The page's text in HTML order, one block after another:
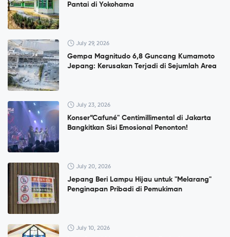
Pantai di Yokohama
July 29, 2026
Gempa Magnitudo 6,8 Guncang Kumamoto
Jepang: Kerusakan Terjadi di Sejumlah Area
July 23, 2026
Konser”Cafuné" Centimillimental di Jakarta
Bangkitkan Sisi Emosional Penonton!
July 20, 2026
Jepang Beri Lampu Hijau untuk "Melarang"
Penginapan Pribadi di Pemukiman
July 10, 2026